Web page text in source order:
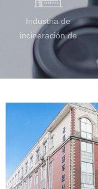
Industria de
incineración de
residuos